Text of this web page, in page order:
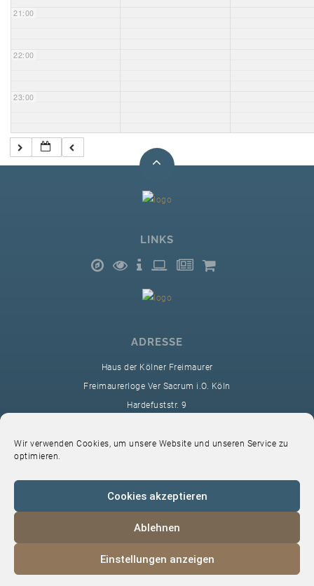
Wir verwenden Cookies, um unsere Website und unseren Service zu
optimieren.
Cookies akzeptieren
Ablehnen
Einstellungen anzeigen
21:00
22:00
23:00
LINKS
ADRESSE
Haus der Kölner Freimaurer
Freimaurerloge Ver Sacrum i.O. Köln
Hardefuststr. 9
sekretariat@ver-sacrum.org
© 2024 Copyright Ver Sacrum
Datenschutz